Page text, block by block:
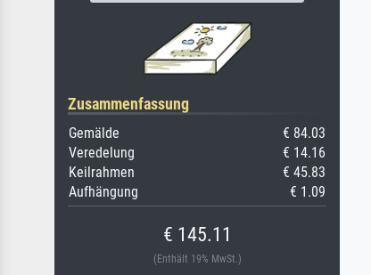
Zusammenfassung
Gemälde
€ 84.03
Veredelung
€ 14.16
Keilrahmen
€ 45.83
Aufhängung
€ 1.09
€ 145.11
(Enthält 19% MwSt.)